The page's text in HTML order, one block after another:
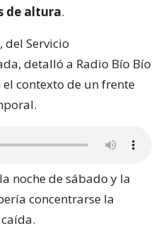
de altura.
del Servicio
detalló a Radio Bío Bío
contexto de un frente
noche de sábado y la
concentrarse la